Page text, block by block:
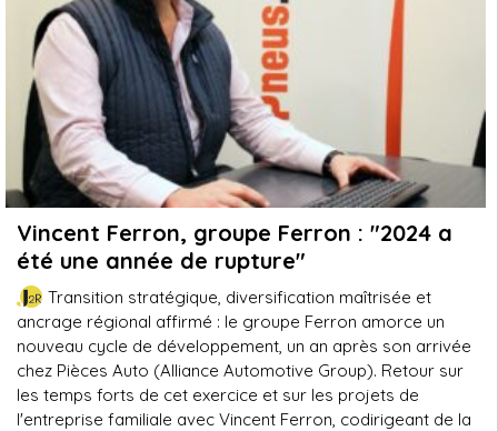
Vincent Ferron, groupe Ferron : "2024 a
été une année de rupture"
Transition stratégique, diversification maîtrisée et
ancrage régional affirmé : le groupe Ferron amorce un
nouveau cycle de développement, un an après son arrivée
chez Pièces Auto (Alliance Automotive Group). Retour sur
les temps forts de cet exercice et sur les projets de
l'entreprise familiale avec Vincent Ferron, codirigeant de la